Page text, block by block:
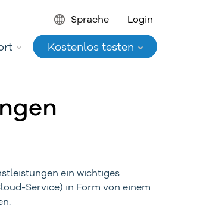
Login
Sprache
Kostenlos testen
ein wichtiges
Service) in Form von einem